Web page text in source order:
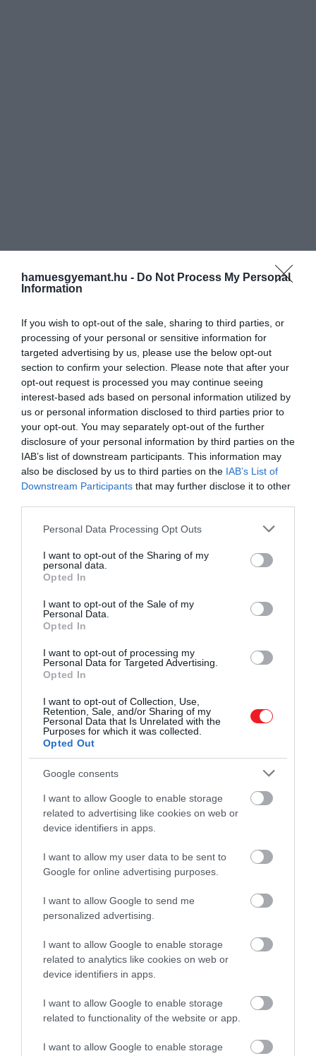
hamuesgyemant.hu - Do Not Process My Personal
Information
If you wish to opt-out of the sale, sharing to third parties, or
processing of your personal or sensitive information for
targeted advertising by us, please use the below opt-out
section to confirm your selection. Please note that after your
opt-out request is processed you may continue seeing
interest-based ads based on personal information utilized by
us or personal information disclosed to third parties prior to
your opt-out. You may separately opt-out of the further
disclosure of your personal information by third parties on the
IAB’s list of downstream participants. This information may
also be disclosed by us to third parties on the IAB’s List of
Downstream Participants that may further disclose it to other
Please note that this website/app uses one or more Google
not limited to your visit or usage behaviour. You may click to
grant or deny consent to Google and its third-party tags to
use your data for below specified purposes in below Google
consent section.
Personal Data Processing Opt Outs
I want to opt-out of the Sharing of my
personal data.
Opted In
I want to opt-out of the Sale of my
Personal Data.
Opted In
I want to opt-out of processing my
Personal Data for Targeted Advertising.
Opted In
I want to opt-out of Collection, Use,
Retention, Sale, and/or Sharing of my
Personal Data that Is Unrelated with the
Purposes for which it was collected.
Opted Out
Google consents
I want to allow Google to enable storage
related to advertising like cookies on web or
device identifiers in apps.
I want to allow my user data to be sent to
Google for online advertising purposes.
I want to allow Google to send me
personalized advertising.
I want to allow Google to enable storage
related to analytics like cookies on web or
device identifiers in apps.
I want to allow Google to enable storage
related to functionality of the website or app.
I want to allow Google to enable storage
A kovászos uborkát nálunk többnyire
köretként vagy nyári nassolnivalóként
vesszük elő, Lengyelországban viszont
leves is készül belőle. A zupa ogórkowa
savanykás, kapros és tartalmas fogás,
amely elsőre különösnek tűnhet, néhány
kanál után viszont…
lengyelek régóta így készítik